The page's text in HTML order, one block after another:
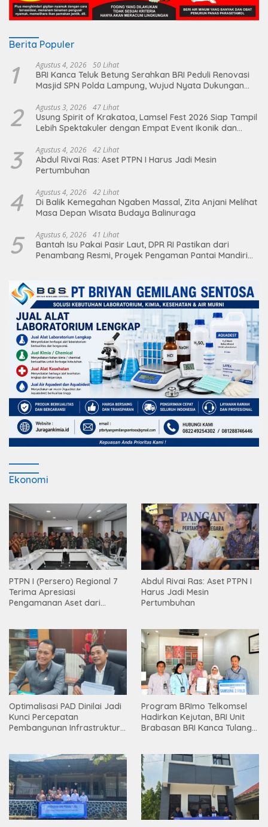
Berita Populer
1 Agustus 4, 2026 50 Lihat
BRI Kanca Teluk Betung Serahkan BRI Peduli Renovasi
Masjid SPN Polda Lampung, Wujud Nyata Dukungan
2 Agustus 3, 2026 47 Lihat
Usung Spirit of Krakatoa, Lamsel Fest 2026 Siap Tampil
Lebih Spektakuler dengan Empat Event Ikonik dan
3 Agustus 4, 2026 42 Lihat
Abdul Rivai Ras: Aset PTPN I Harus Jadi Mesin
Pertumbuhan
4 Agustus 4, 2026 42 Lihat
Di Balik Kemegahan Ngaben Massal, Zita Anjani Melihat
Masa Depan Wisata Budaya Balinuraga
5 Agustus 6, 2026 41 Lihat
Bantah Isu Pakai Pasir Laut, DPR RI Pastikan dari
Penambang Resmi, Proyek Pengaman Pantai Mandiri
Ekonomi
PTPN I (Persero) Regional 7
Terima Apresiasi
Pengamanan Aset dari
Abdul Rivai Ras: Aset PTPN I
Harus Jadi Mesin
Pertumbuhan
Optimalisasi PAD Dinilai Jadi
Kunci Percepatan
Pembangunan Infrastruktur
Program BRImo Telkomsel
Hadirkan Kejutan, BRI Unit
Brabasan BRI Kanca Tulang
Mesuji